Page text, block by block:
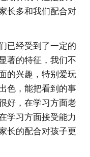
长多和我们配合对
已经受到了一定的
著的特征，我们不
的兴趣，特别爱玩
色，能把看到的事
好，在学习方面老
学习方面接受能力
长的配合对孩子更